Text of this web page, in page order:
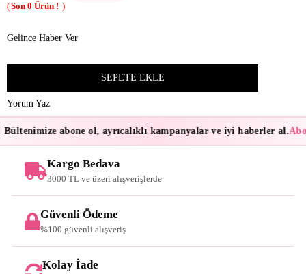
0
Gelince Haber Ver
Yorum Yaz
abone ol, ayrıcalıklı kampanyalar ve iyi haberler al.
Kargo Bedava
3000 TL ve üzeri alışverişlerde
Güvenli Ödeme
%100 güvenli alışveriş
Kolay İade